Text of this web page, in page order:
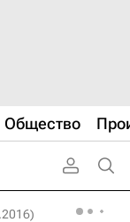
Общество